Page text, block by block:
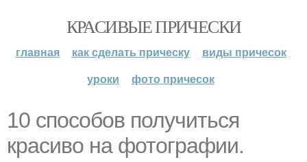
КРАСИВЫЕ ПРИЧЕСКИ
главная как сделать прическу
виды причесок
уроки
фото причесок
10 способов получиться
красиво на фотографии.